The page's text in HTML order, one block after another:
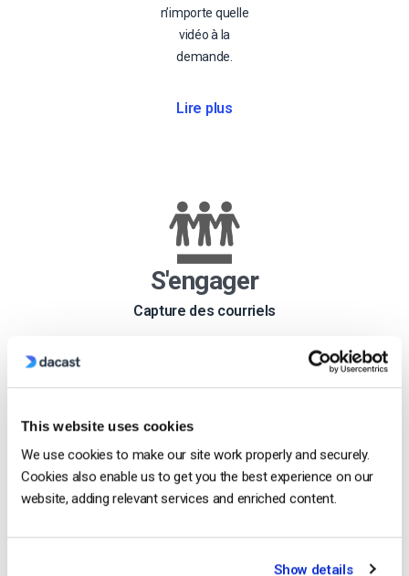
This website uses cookies
We use cookies to make our site work properly and securely.
Cookies also enable us to get you the best experience on our
website, adding relevant services and enriched content.
Show details
n’importe quelle
vidéo à la
demande.
Lire plus
S'engager
Capture des courriels
électroniques
recueillir des
adresses
électroniques et